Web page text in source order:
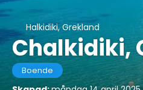
Halkidiki, Grekland
Chalkidiki,
Boende